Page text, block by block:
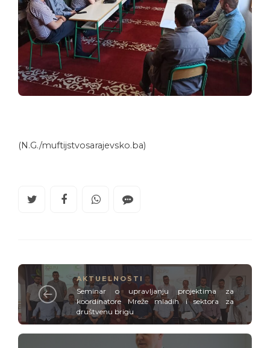
(N.G./muftijstvosarajevsko.ba)
AKTUELNOSTI
Seminar o upravljanju projektima za
koordinatore Mreže mladih i sektora za
društvenu brigu